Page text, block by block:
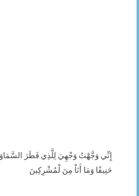
إِنِّي وَجَّهْتُ وَجْهِيَ لِلَّذِي فَطَرَ
حَنِيفًا وَمَا أَنَاْ مِنَ لْمُشْرِكِينَ